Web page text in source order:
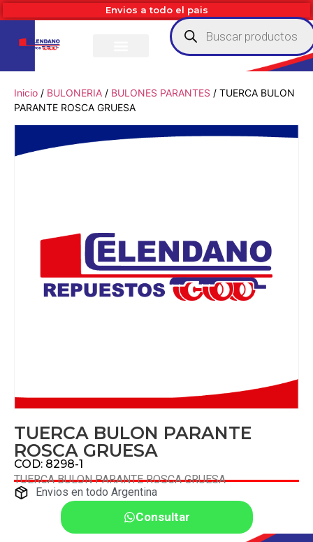
Envios a todo el pais
Inicio / BULONERIA / BULONES PARANTES / TUERCA BULON
PARANTE ROSCA GRUESA
TUERCA BULON PARANTE
ROSCA GRUESA
COD: 8298-1
TUERCA BULON PARANTE ROSCA GRUESA
Envios en todo Argentina
Consultar